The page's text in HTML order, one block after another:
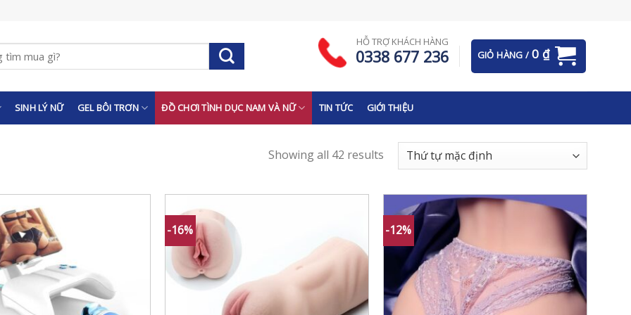
HỖ TRỢ KHÁCH HÀNG
0338 677 236 GIỎ HÀNG / 0 ₫
SINH LÝ NỮ GEL BÔI TRƠN ĐỒ CHƠI TÌNH DỤC NAM VÀ NỮ TIN TỨC GIỚI THIỆU
Showing all 42 results
-16% -12%